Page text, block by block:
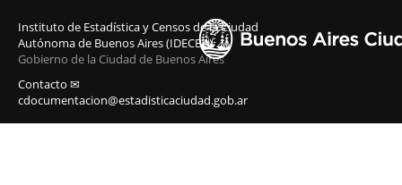
Instituto de Estadística y Censos de la Ciudad
Autónoma de Buenos Aires (IDECBA)
Gobierno de la Ciudad de Buenos Aires
Contacto ✉
cdocumentacion@estadisticaciudad.gob.ar